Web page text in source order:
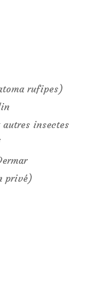
rufipes)
insectes
privé)